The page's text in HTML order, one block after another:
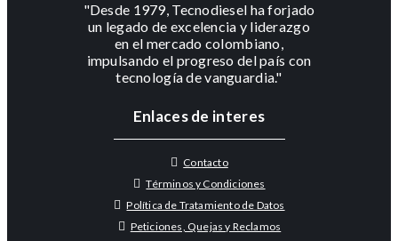
"Desde 1979, Tecnodiesel ha forjado
un legado de excelencia y liderazgo
en el mercado colombiano,
impulsando el progreso del país con
tecnología de vanguardia."
Enlaces de interes
Contacto
Términos y Condiciones
Política de Tratamiento de Datos
Peticiones, Quejas y Reclamos